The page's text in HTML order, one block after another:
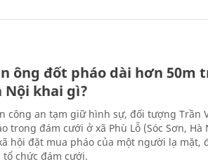
ông đốt pháo dài hơn 50m
Nội khai gì?
công an tạm giữ hình sự, đối tượng Trần
trong đám cưới ở xã Phù Lỗ (Sóc Sơn, Hà
hội đặt mua pháo của một người lạ mặt,
chức đám cưới.